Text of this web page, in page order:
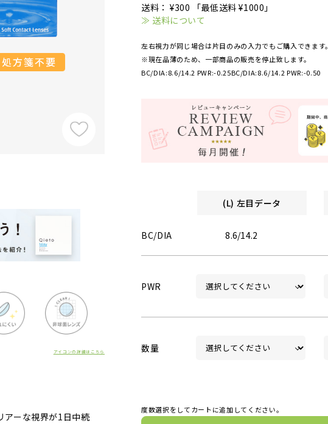
アイコンの詳細はこちら
アーな視界が1日中続
送料： ¥300 「最低送料 ¥1000」
≫ 送料について
左右視力が同じ場合は片目のみの入力でもご購入できます。
※現在品薄のため、一部商品の販売を停止致します。
BC/DIA:8.6/14.2 PWR:-0.25BC/DIA:8.6/14.2 PWR:-0.50
(L) 左目データ
BC/DIA 8.6/14.2
PWR
数量
度数選択をしてカートに追加してください。